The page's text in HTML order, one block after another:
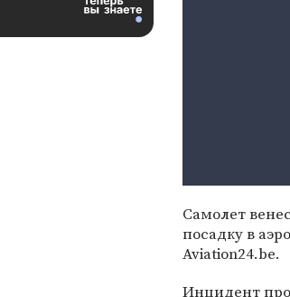
Самолет
посадку в
Aviation24.be.
Инцидент